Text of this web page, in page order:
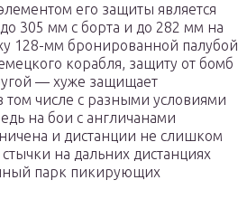
его защиты является
305 мм с борта и до 282 мм на
128-мм бронированной палубой
корабля, защиту от бомб
— хуже защищает
том числе с разными условиями
на бои с англичанами
и дистанции не слишком
на дальних дистанциях
парк пикирующих